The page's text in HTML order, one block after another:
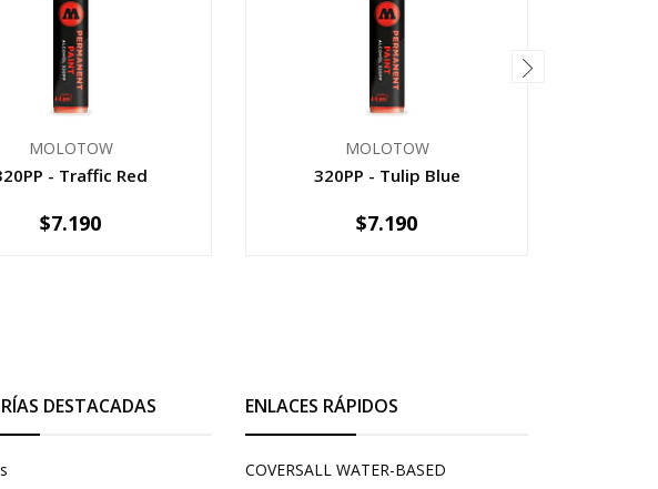
MOLOTOW
- Traffic Red
+
$7.190
MOLOTOW
320PP - Tulip Blue
+
$7.190
DESTACADAS ENLACES RÁPIDOS
COVERSALL WATER-BASED